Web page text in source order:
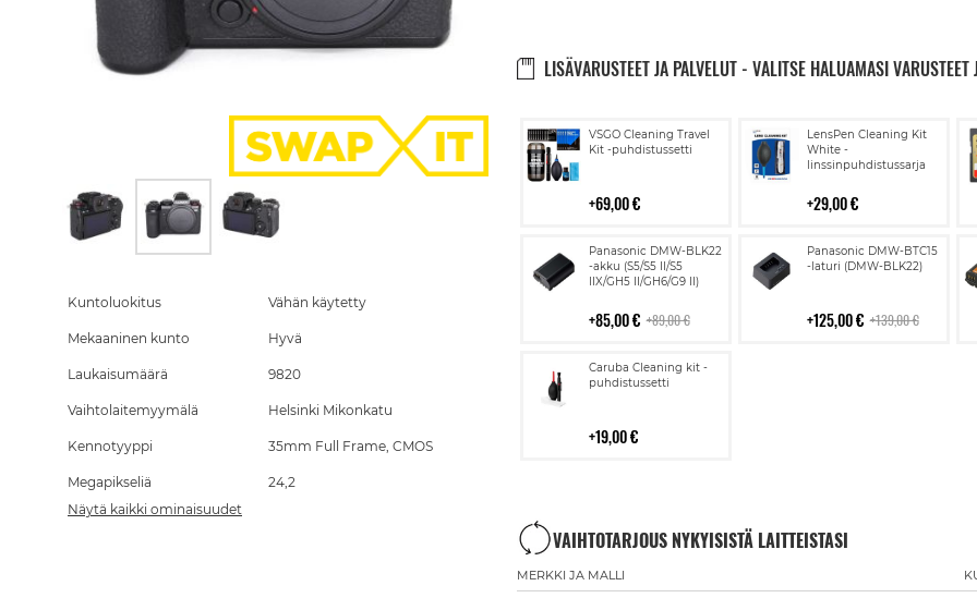
LISÄVARUSTEET JA PALVELUT - VALITSE HALUAMASI
VSGO Cleaning Travel
Kit -puhdistussetti
69,00 €
Lisää
ostoskoriin
LensPen Cleaning Kit
White -
linssinpuhdistussarja
29,00 €
Lisää
ostoskoriin
Panasonic DMW-BLK22
-akku (S5/S5 II/S5
IIX/GH5 II/GH6/G9 II)
85,00 € 89,00 €
Lisää
ostoskoriin
Panasonic DMW-BTC15
-laturi (DMW-BLK22)
125,00 € 139,00 €
Lisää
ostoskoriin
Caruba Cleaning kit -
puhdistussetti
19,00 €
Lisää
ostoskoriin
VAIHTOTARJOUS NYKYISISTÄ LAITTEISTASI
MERKKI JA MALLI
the
images
Kuntoluokitus Vähän käytetty
Mekaaninen kunto Hyvä
Laukaisumäärä 9820
Vaihtolaitemyymälä Helsinki Mikonkatu
Kennotyyppi 35mm Full Frame, CMOS
Megapikseliä
24,2
Näytä kaikki ominaisuudet